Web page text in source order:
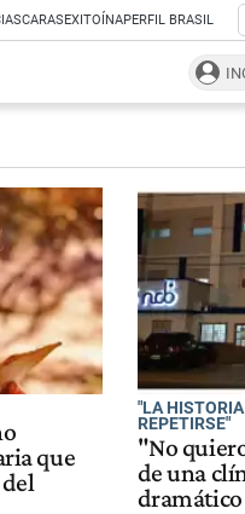
CARASEXITOÍNAPERFIL BRASIL
que
"LA
REPETIRSE"
"No
de una